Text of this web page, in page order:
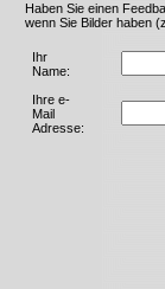
Haben Sie einen
wenn Sie Bilder haben
Ihr
Name:
Ihre e-
Mail
Adresse: